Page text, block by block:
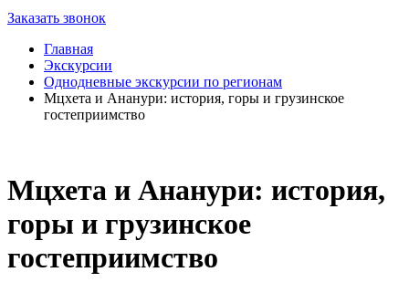
Заказать звонок
Главная
Экскурсии
Однодневные экскурсии по регионам
Мцхета и Ананури: история, горы и грузинское
гостеприимство
Мцхета и Ананури: история,
горы и грузинское
гостеприимство